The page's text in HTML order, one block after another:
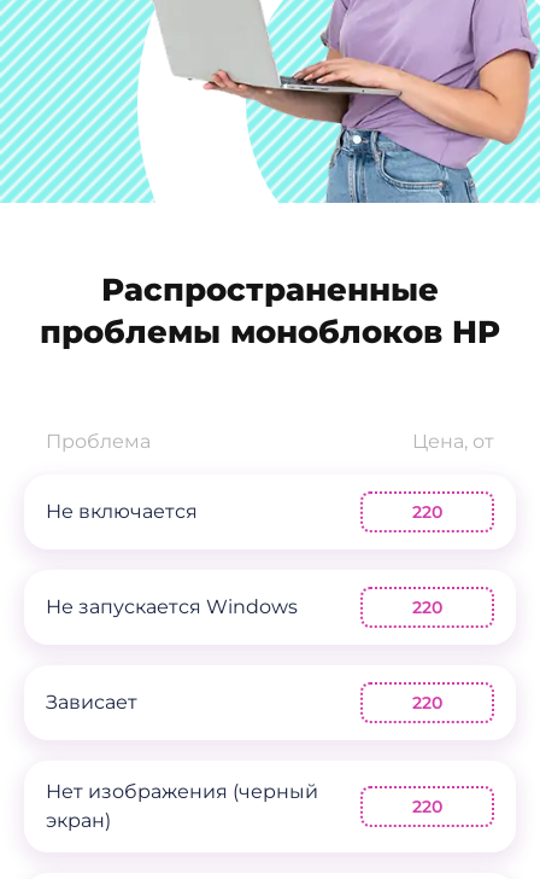
Распространенные
проблемы моноблоков HP
Проблема Цена, от
Не включается 220
Не запускается Windows 220
Зависает 220
Нет изображения (черный
экран)
220